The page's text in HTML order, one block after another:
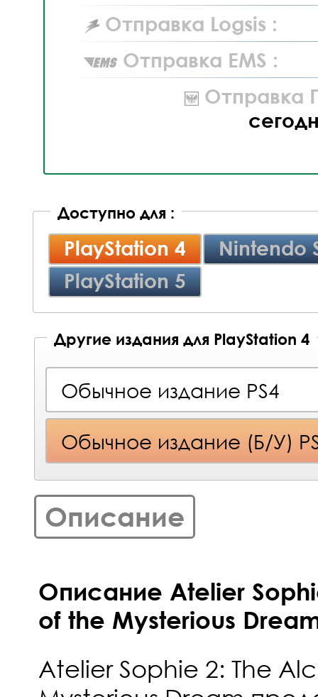
Отправка Logsis :
Отправка EMS :
Отправка
Доступно для :
PlayStation 4
Nintendo
PlayStation 5
Другие издания для PlayStation 4
Обычное издание PS4
Обычное издание (Б/У)
Описание
Описание Atelier
of the Mysterious
Atelier Sophie 2: The